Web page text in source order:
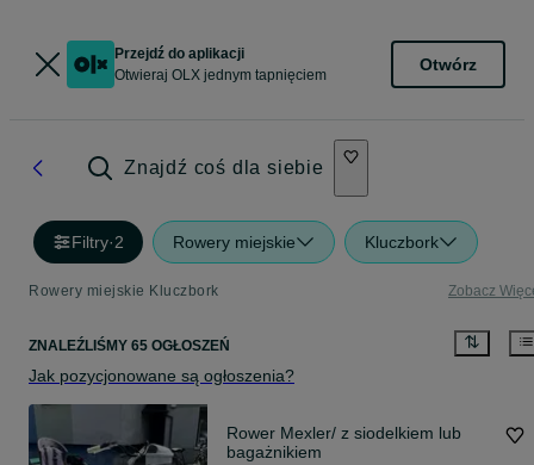
Przejdź do aplikacji
Otwieraj OLX jednym tapnięciem
Otwórz
Znajdź coś dla siebie
Filtry·2 Rowery miejskie Kluczbork
Rowery miejskie Kluczbork Zobacz
ZNALEŹLIŚMY 65 OGŁOSZEŃ
Jak pozycjonowane są ogłoszenia?
Rower Mexler/ z siodelkiem lub
bagażnikiem